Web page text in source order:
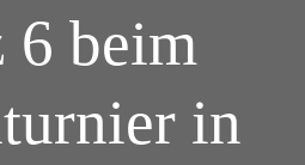
6 beim
in